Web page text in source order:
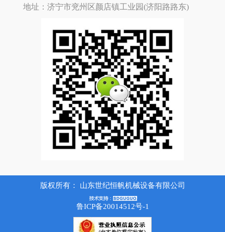
地址：济宁市兖州区颜店镇工业园(济阳路路东)
版权所有： 山东世纪恒帆机械设备有限公司
鲁ICP备20014512号-1